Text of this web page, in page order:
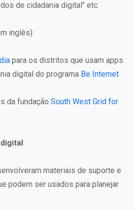
de cidadania digital" etc.
inglês):
para os distritos que usam apps
digital do programa Be Internet
da fundação South West Grid for
materiais de suporte e
podem ser usados para planejar